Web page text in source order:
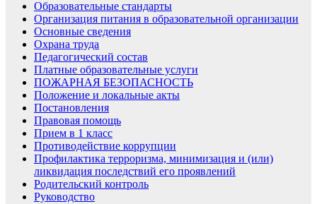
Образовательные стандарты
Организация питания в образовательной организации
Основные сведения
Охрана труда
Педагогический состав
Платные образовательные услуги
ПОЖАРНАЯ БЕЗОПАСНОСТЬ
Положение и локальные акты
Постановления
Правовая помощь
Прием в 1 класс
Противодействие коррупции
Профилактика терроризма, минимизация и (или)
ликвидация последствий его проявлений
Родительский контроль
Руководство